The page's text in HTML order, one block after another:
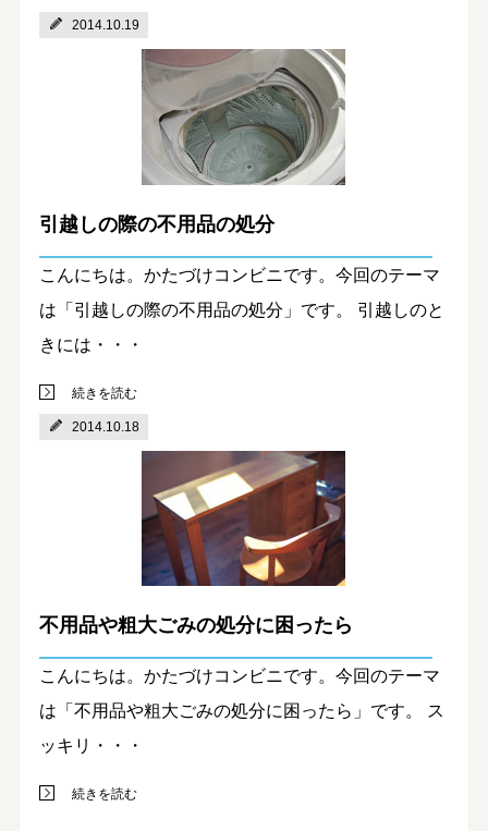
2014.10.19
引越しの際の不用品の処分
こんにちは。かたづけコンビニです。今回のテーマ
は「引越しの際の不用品の処分」です。 引越しのと
きには・・・
続きを読む
2014.10.18
不用品や粗大ごみの処分に困ったら
こんにちは。かたづけコンビニです。今回のテーマ
は「不用品や粗大ごみの処分に困ったら」です。 ス
ッキリ・・・
続きを読む